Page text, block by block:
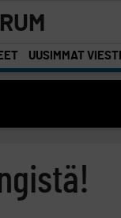
UUSIMMAT